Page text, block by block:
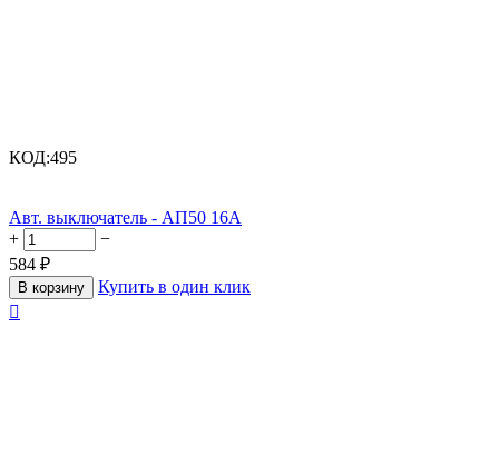
КОД:495
Авт. выключатель - АП50 16А
+
−
584 ₽
В корзину
Купить в один клик
